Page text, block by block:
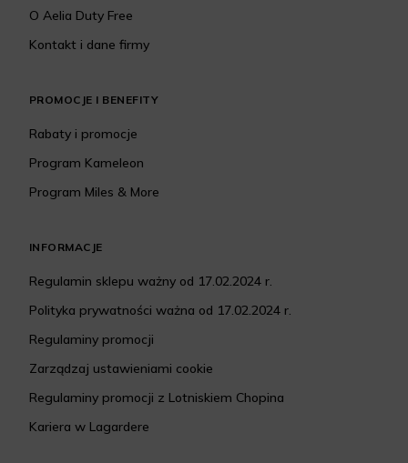
O Aelia Duty Free
Kontakt i dane firmy
PROMOCJE I BENEFITY
Rabaty i promocje
Program Kameleon
Program Miles & More
INFORMACJE
Regulamin sklepu ważny od 17.02.2024 r.
Polityka prywatności ważna od 17.02.2024 r.
Regulaminy promocji
Zarządzaj ustawieniami cookie
Regulaminy promocji z Lotniskiem Chopina
Kariera w Lagardere